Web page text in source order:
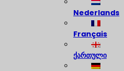
Nederlands
Français
ქართული